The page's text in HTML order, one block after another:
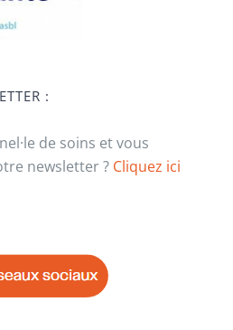
:
de soins et vous
newsletter ? Cliquez ici